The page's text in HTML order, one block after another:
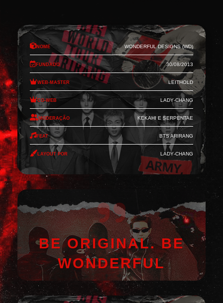
Nome Wonderful Designs (WD)
Fundado 30/08/2013
Web-Master Leithold
Co-Web Lady-Chang
Moderação Kekahi e Serpentae
Feat BTS Arirang
Layout por Lady-Chang
BE ORIGINAL. BE
WONDERFUL